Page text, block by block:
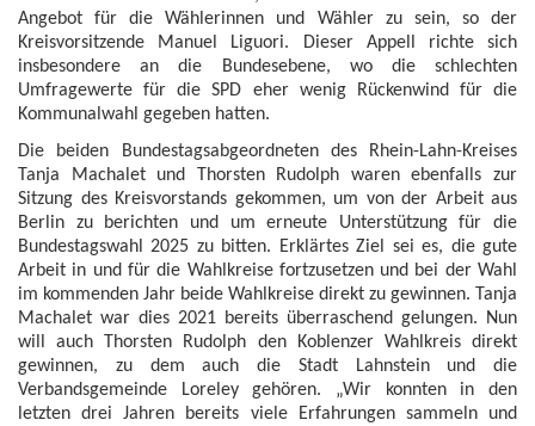
Angebot für die Wählerinnen und Wähler zu sein, so der
Kreisvorsitzende Manuel Liguori. Dieser Appell richte sich
insbesondere an die Bundesebene, wo die schlechten
Umfragewerte für die SPD eher wenig Rückenwind für die
Kommunalwahl gegeben hatten.
Die beiden Bundestagsabgeordneten des Rhein-Lahn-Kreises
Tanja Machalet und Thorsten Rudolph waren ebenfalls zur
Sitzung des Kreisvorstands gekommen, um von der Arbeit aus
Berlin zu berichten und um erneute Unterstützung für die
Bundestagswahl 2025 zu bitten. Erklärtes Ziel sei es, die gute
Arbeit in und für die Wahlkreise fortzusetzen und bei der Wahl
im kommenden Jahr beide Wahlkreise direkt zu gewinnen. Tanja
Machalet war dies 2021 bereits überraschend gelungen. Nun
will auch Thorsten Rudolph den Koblenzer Wahlkreis direkt
gewinnen, zu dem auch die Stadt Lahnstein und die
Verbandsgemeinde Loreley gehören. „Wir konnten in den
letzten drei Jahren bereits viele Erfahrungen sammeln und